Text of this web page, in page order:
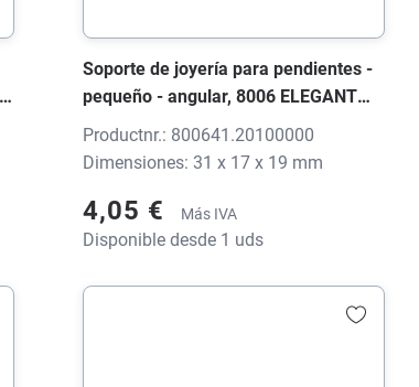
Soporte de joyería para pendientes -
pequeño - angular, 8006 ELEGANT
Top-Soft negro, 31x17x19 mm, sin
impresión
Productnr.: 800641.20100000
Dimensiones: 31 x 17 x 19 mm
4,05 € Más IVA
Disponible desde 1 uds